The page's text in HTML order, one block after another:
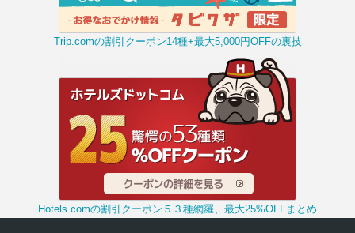
Trip.comの割引クーポン14種+最大5,000円OFFの裏技
Hotels.comの割引クーポン５３種網羅、最大25%OFFまとめ